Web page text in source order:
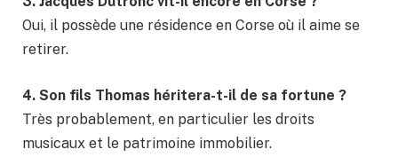
Oui, il possède une résidence en Corse où il aime se
retirer.
4. Son fils Thomas héritera-t-il de sa fortune ?
Très probablement, en particulier les droits
musicaux et le patrimoine immobilier.